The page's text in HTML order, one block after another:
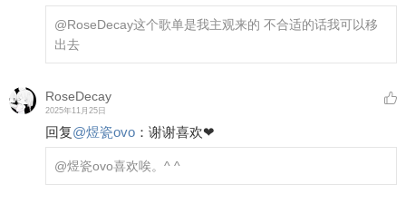
@RoseDecay这个歌单是我主观来的 不合适的话我可以移
出去
RoseDecay
2025年11月25日
回复@煜瓷ovo ： 谢谢喜欢❤︎
@煜瓷ovo喜欢唉。^ ^